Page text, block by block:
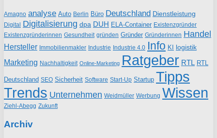
Amagno analyse Auto Berlin Büro Deutschland Dienstleistung
Digital Digitalisierung dpa DUH ELA-Container Existenzgründer
Existenzgründerinnen Gesundheit gründen Gründer Gründerinnen Handel
Hersteller Immobilienmakler Industrie Industrie 4.0 Info KI logistik
Marketing Nachhaltigkeit Online-Marketing Ratgeber RTL RTL
Deutschland SEO Sicherheit Software Start-Up Startup Tipps
Trends Unternehmen Weidmüller Werbung Wissen
Ziehl-Abegg Zukunft
Archiv